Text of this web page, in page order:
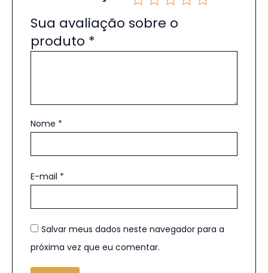
Sua avaliação sobre o
produto *
Nome *
E-mail *
Salvar meus dados neste navegador para a
próxima vez que eu comentar.